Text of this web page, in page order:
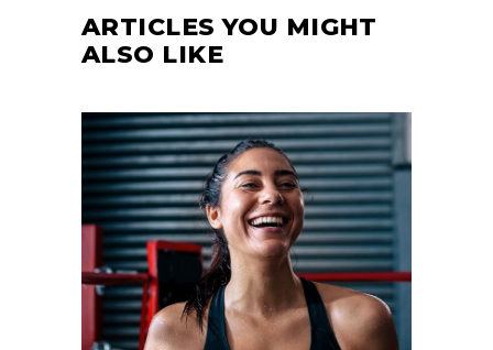
ARTICLES YOU MIGHT
ALSO LIKE